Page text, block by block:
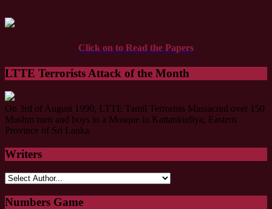
Click on to Read the Papers
LTTE Terrorists Attack of the Month
On 3rd of August 1990, LTTE Tamil Terrorists Massacred over 150
Muslim men and boys in a Mosque in Kattankudiya, Eastern
Province of Sri Lanka.
Writers
Numbers Game